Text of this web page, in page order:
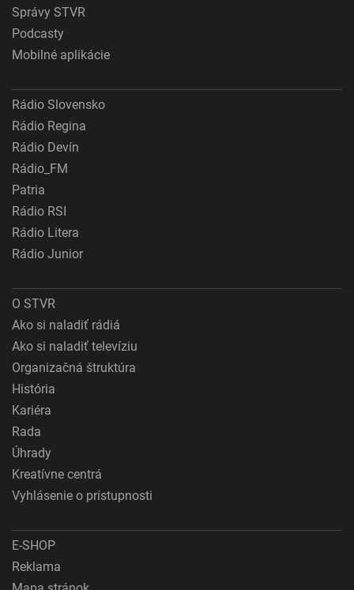
Správy STVR
Podcasty
Mobilné aplikácie
Rádio Slovensko
Rádio Regina
Rádio Devín
Rádio_FM
Patria
Rádio RSI
Rádio Litera
Rádio Junior
O STVR
Ako si naladiť rádiá
Ako si naladiť televíziu
Organizačná štruktúra
História
Kariéra
Rada
Úhrady
Kreatívne centrá
Vyhlásenie o prístupnosti
E-SHOP
Reklama